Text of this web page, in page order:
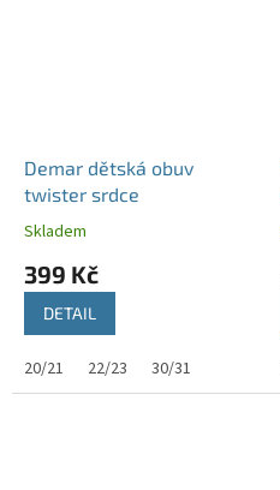
Demar dětská obuv
twister srdce
Skladem
399 Kč
DETAIL
20/21 22/23 30/31